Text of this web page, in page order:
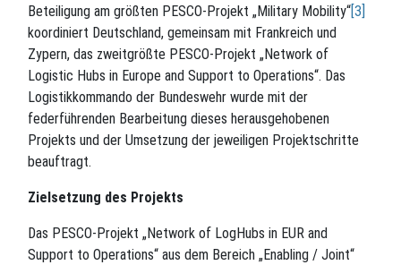
Beteiligung am größten PESCO-Projekt „Military Mobility“ [3]
koordiniert Deutschland, gemeinsam mit Frankreich und
Zypern, das zweitgrößte PESCO-Projekt „Network of
Logistic Hubs in Europe and Support to Operations“. Das
Logistikkommando der Bundeswehr wurde mit der
federführenden Bearbeitung dieses herausgehobenen
Projekts und der Umsetzung der jeweiligen Projektschritte
beauftragt.
Zielsetzung des Projekts
Das PESCO-Projekt „Network of LogHubs in EUR and
Support to Operations“ aus dem Bereich „Enabling / Joint“